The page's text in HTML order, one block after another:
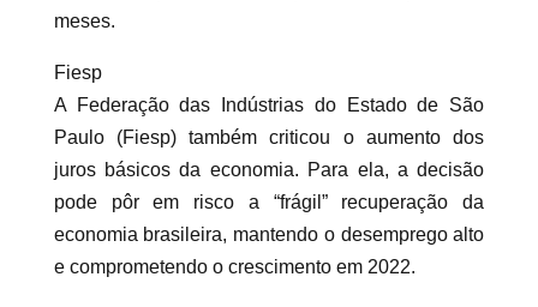
meses.
Fiesp
A Federação das Indústrias do Estado de São
Paulo (Fiesp) também criticou o aumento dos
juros básicos da economia. Para ela, a decisão
pode pôr em risco a “frágil” recuperação da
economia brasileira, mantendo o desemprego alto
e comprometendo o crescimento em 2022.